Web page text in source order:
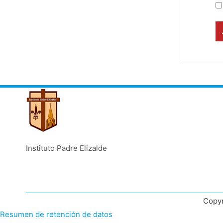
Instituto Padre Elizalde
Resumen de retención de datos